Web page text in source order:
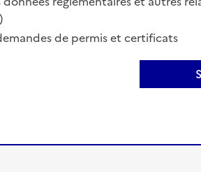
de permis et certificats